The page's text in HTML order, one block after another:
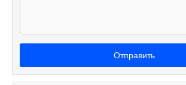
Отправить